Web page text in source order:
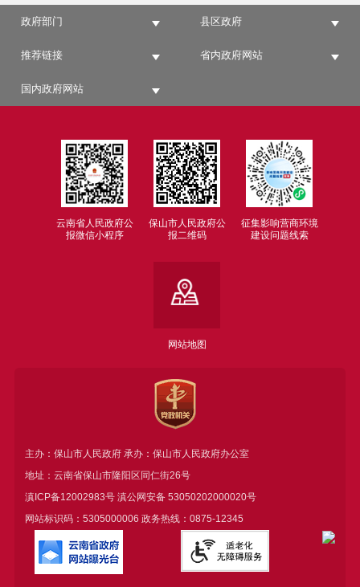
政府部门 县区政府
推荐链接 省内政府网站
国内政府网站
云南省人民政府公
报微信小程序
保山市人民政府公
报二维码
征集影响营商环境
建设问题线索
网站地图
主办：保山市人民政府 承办：保山市人民政府办公室
地址：云南省保山市隆阳区同仁街26号
滇ICP备12002983号滇公网安备 53050202000020号
网站标识码：5305000006 政务热线：0875-12345